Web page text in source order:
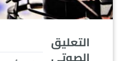
التعليق